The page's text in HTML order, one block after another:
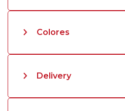
Colores
Delivery